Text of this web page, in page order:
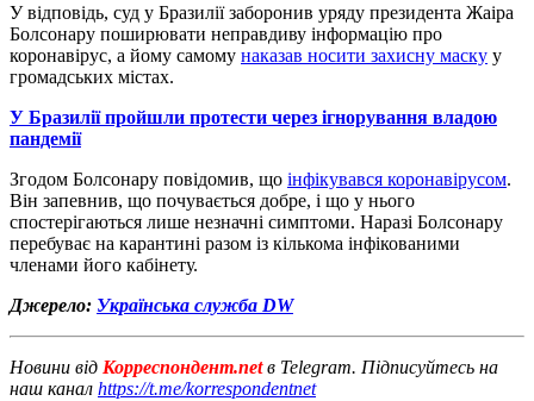
У відповідь, суд у Бразилії заборонив уряду президента Жаіра
Болсонару поширювати неправдиву інформацію про
коронавірус, а йому самому наказав носити захисну маску у
громадських містах.
У Бразилії пройшли протести через ігнорування владою
пандемії
Згодом Болсонару повідомив, що інфікувався коронавірусом.
Він запевнив, що почувається добре, і що у нього
спостерігаються лише незначні симптоми. Наразі Болсонару
перебуває на карантині разом із кількома інфікованими
членами його кабінету.
Джерело: Українська служба DW
Новини від Корреспондент.netв Telegram. Підписуйтесь на
наш канал https://t.me/korrespondentnet